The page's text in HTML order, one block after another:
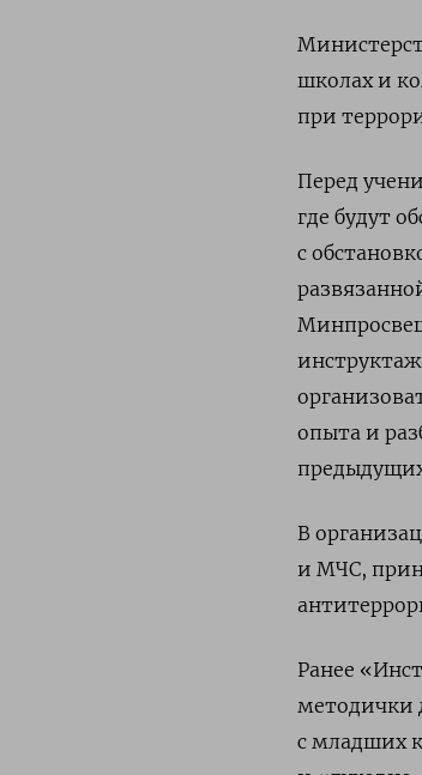
школах и
при
Перед
где будут
с
опыта и
В
и МЧС,
Ранее
методички
с младших